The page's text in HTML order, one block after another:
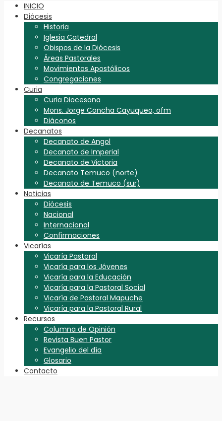
INICIO
Diócesis
Historia
Iglesia Catedral
Obispos de la Diócesis
Áreas Pastorales
Movimientos Apostólicos
Congregaciones
Curia
Curia Diocesana
Mons. Jorge Concha Cayuqueo, ofm
Diáconos
Decanatos
Decanato de Angol
Decanato de Imperial
Decanato de Victoria
Decanato Temuco (norte)
Decanato de Temuco (sur)
Noticias
Diócesis
Nacional
Internacional
Confirmaciones
Vicarías
Vicaría Pastoral
Vicaría para los Jóvenes
Vicaría para la Educación
Vicaría para la Pastoral Social
Vicaría de Pastoral Mapuche
Vicaría para la Pastoral Rural
Recursos
Columna de Opinión
Revista Buen Pastor
Evangelio del día
Glosario
Contacto